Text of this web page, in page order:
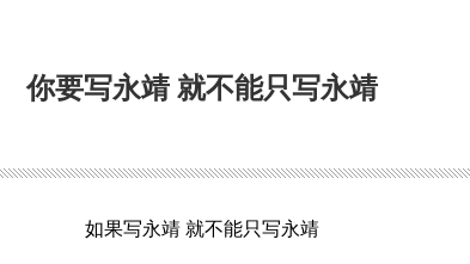
你要写永靖 就不能只写永靖
如果写永靖 就不能只写永靖